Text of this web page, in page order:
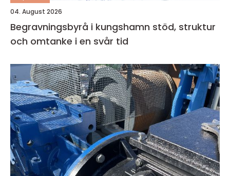
04. August 2026
Begravningsbyrå i kungshamn stöd, struktur
och omtanke i en svår tid